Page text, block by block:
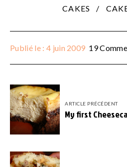
CAKES
Publié le : 4 juin 2009 19
ARTICLE PRÉCÉDENT
My first